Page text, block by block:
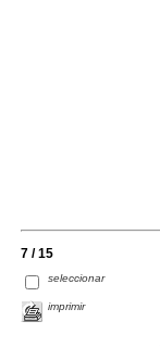
7 / 15
seleccionar
imprimir